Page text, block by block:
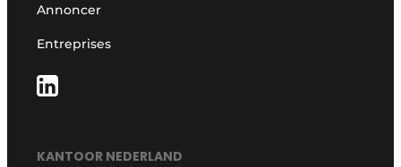
Annoncer
Entreprises
KANTOOR NEDERLAND